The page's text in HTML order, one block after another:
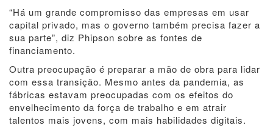
“Há um grande compromisso das empresas em usar
capital privado, mas o governo também precisa fazer a
sua parte”, diz Phipson sobre as fontes de
financiamento.
Outra preocupação é preparar a mão de obra para lidar
com essa transição. Mesmo antes da pandemia, as
fábricas estavam preocupadas com os efeitos do
envelhecimento da força de trabalho e em atrair
talentos mais jovens, com mais habilidades digitais.